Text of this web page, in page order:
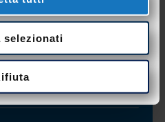
selezionati